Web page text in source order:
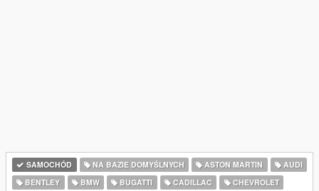
SAMOCHÓD NA BAZIE DOMYŚLNYCH ASTON MARTIN
AUDI
BENTLEY
BMW BUGATTI CADILLAC
CHEVROLET